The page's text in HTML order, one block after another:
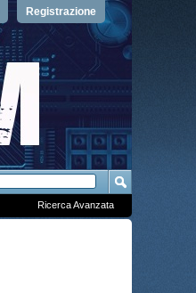
Registrazione
Ricerca Avanzata